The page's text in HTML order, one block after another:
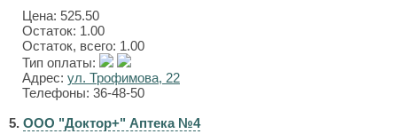
Цена: 525.50
Остаток: 1.00
Остаток, всего: 1.00
Тип оплаты:
Адрес: ул. Трофимова, 22
Телефоны: 36-48-50
5. ООО "Доктор+" Аптека №4